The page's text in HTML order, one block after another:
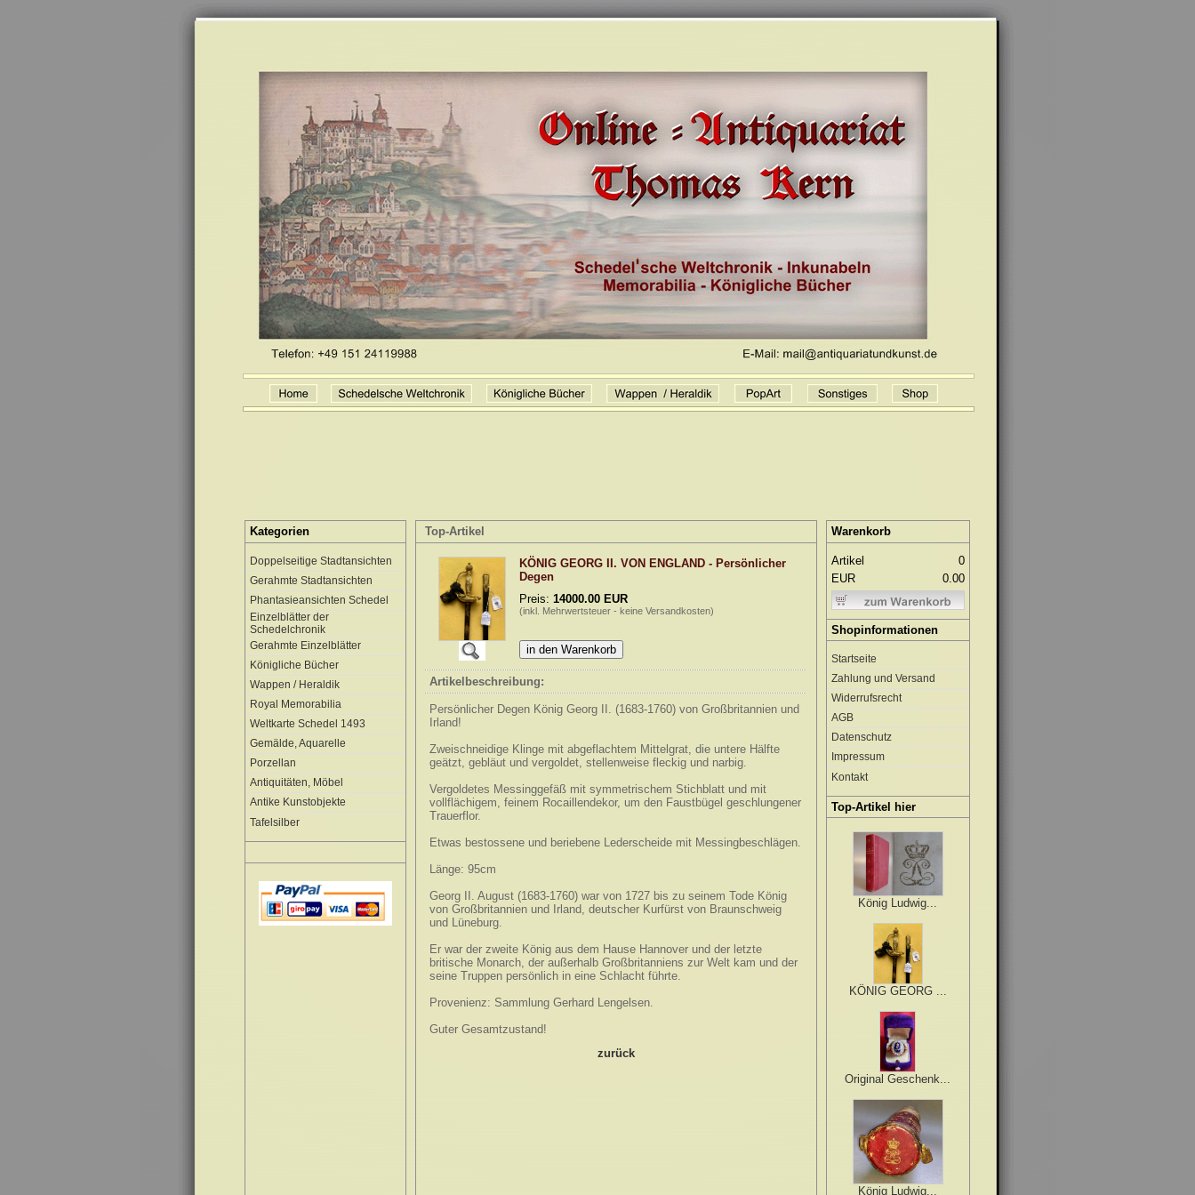
Kategorien
Doppelseitige Stadtansichten
Gerahmte Stadtansichten
Phantasieansichten Schedel
Einzelblätter der
Schedelchronik
Gerahmte Einzelblätter
Königliche Bücher
Wappen / Heraldik
Royal Memorabilia
Weltkarte Schedel 1493
Gemälde, Aquarelle
Porzellan
Antiquitäten, Möbel
Antike Kunstobjekte
Tafelsilber
Top-Artikel
KÖNIG GEORG II. VON ENGLAND - Persönlicher
Degen
Preis: 14000.00 EUR
(inkl. Mehrwertsteuer - keine Versandkosten)
Artikelbeschreibung:
Persönlicher Degen König Georg II. (1683-1760) von Großbritannien und
Irland!
Zweischneidige Klinge mit abgeflachtem Mittelgrat, die untere Hälfte
geätzt, gebläut und vergoldet, stellenweise fleckig und narbig.
Vergoldetes Messinggefäß mit symmetrischem Stichblatt und mit
vollflächigem, feinem Rocaillendekor, um den Faustbügel geschlungener
Trauerflor.
Etwas bestossene und beriebene Lederscheide mit Messingbeschlägen.
Länge: 95cm
Georg II. August (1683-1760) war von 1727 bis zu seinem Tode König
von Großbritannien und Irland, deutscher Kurfürst von Braunschweig
und Lüneburg.
Er war der zweite König aus dem Hause Hannover und der letzte
britische Monarch, der außerhalb Großbritanniens zur Welt kam und der
seine Truppen persönlich in eine Schlacht führte.
Provenienz: Sammlung Gerhard Lengelsen.
Guter Gesamtzustand!
zurück
Warenkorb
Artikel
0
EUR
0.00
Shopinformationen
Startseite
Zahlung und Versand
Widerrufsrecht
AGB
Datenschutz
Impressum
Kontakt
Top-Artikel hier
König Ludwig...
KÖNIG GEORG ...
Original Geschenk...
König Ludwig...